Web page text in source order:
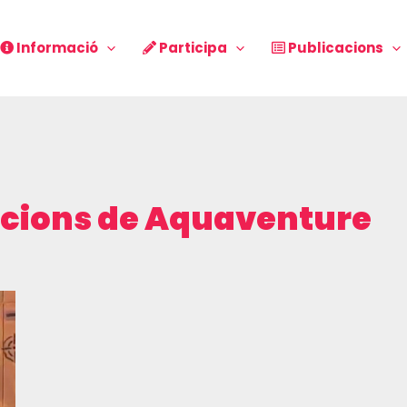
Informació Participa Publicacions
deAquaventure